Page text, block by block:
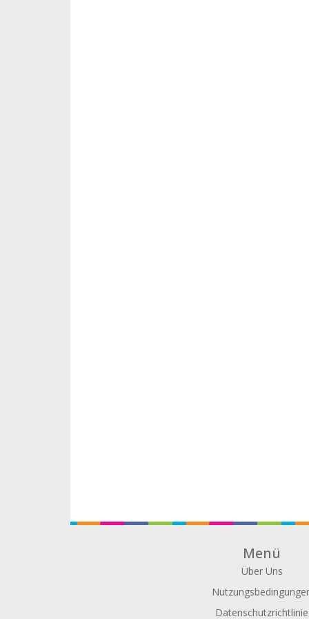
Menü
Über Uns
Datenschutzrichtlinie